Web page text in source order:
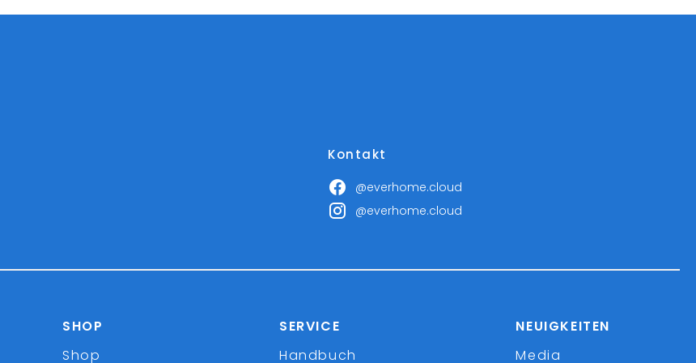
Kontakt
@everhome.cloud
@everhome.cloud
SHOP
Shop
SERVICE
Handbuch
NEUIGKEITEN
Media